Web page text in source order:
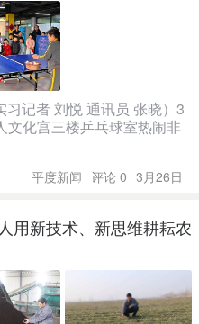
记者 刘悦 通讯员 张晓）3
文化宫三楼乒乓球室热闹非
平度新闻 评论 0 3月26日
用新技术、新思维耕耘农